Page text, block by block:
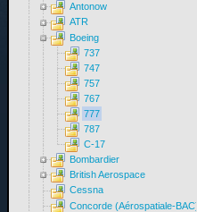
Antonow
ATR
Boeing
737
747
757
767
777
787
C-17
Bombardier
British Aerospace
Cessna
Concorde (Aérospatiale-BAC)